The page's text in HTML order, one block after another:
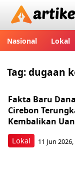
Nasional Lokal
Tag:dugaan
Lokal
Fakta Baru
Cirebon
Kembalikan
11 Jun